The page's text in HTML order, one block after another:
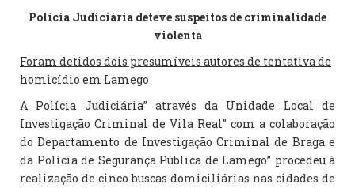
Polícia Judiciária deteve suspeitos de criminalidade
violenta
Foram detidos dois presumíveis autores de tentativa de
homicídio em Lamego
A Polícia Judiciária” através da Unidade Local de
Investigação Criminal de Vila Real” com a colaboração
do Departamento de Investigação Criminal de Braga e
da Polícia de Segurança Pública de Lamego” procedeu à
realização de cinco buscas domiciliárias nas cidades de